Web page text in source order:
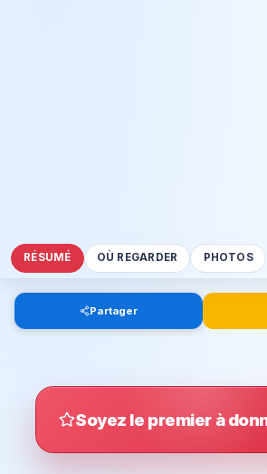
RÉSUMÉ OÙ REGARDER PHOTOS
Partager
Soyez le premier à